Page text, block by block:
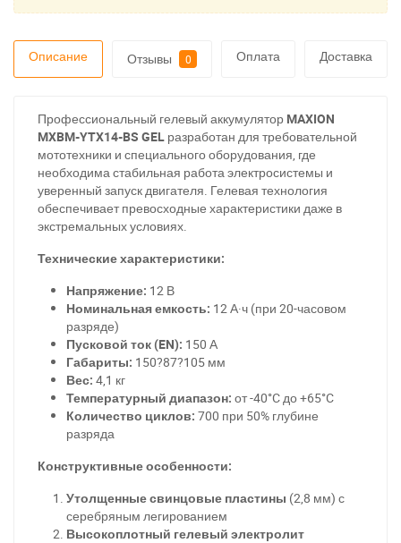
Описание Отзывы 0 Оплата Доставка
Профессиональный гелевый аккумулятор MAXION
MXBM-YTX14-BS GEL разработан для требовательной
мототехники и специального оборудования, где
необходима стабильная работа электросистемы и
уверенный запуск двигателя. Гелевая технология
обеспечивает превосходные характеристики даже в
экстремальных условиях.
Технические характеристики:
Напряжение: 12 В
Номинальная емкость: 12 А·ч (при 20-часовом
разряде)
Пусковой ток (EN): 150 А
Габариты: 150?87?105 мм
Вес: 4,1 кг
Температурный диапазон: от -40°C до +65°C
Количество циклов: 700 при 50% глубине
разряда
Конструктивные особенности:
Утолщенные свинцовые пластины (2,8 мм) с
серебряным легированием
Высокоплотный гелевый электролит